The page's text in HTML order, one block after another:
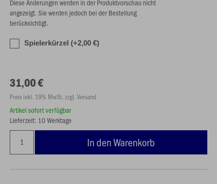
Diese Änderungen werden in der Produktvorschau nicht
angezeigt. Sie werden jedoch bei der Bestellung
berücksichtigt.
Spielerkürzel (+2,00 €)
31,00 €
Preis inkl. 19% MwSt. zzgl. Versand
Artikel sofort verfügbar
Lieferzeit: 10 Werktage
In den Warenkorb